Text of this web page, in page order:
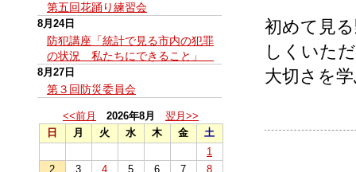
第五回花踊り練習会
8月24日
防犯講座「統計で見る市内の犯罪
の状況 私たちにできること」
8月27日
第３回防災委員会
<<前月 2026年8月
翌月>>
日
月 火 水 木 金
土
1
2
3 4 5 6 7
8
初めて見
しくいた
大切さを